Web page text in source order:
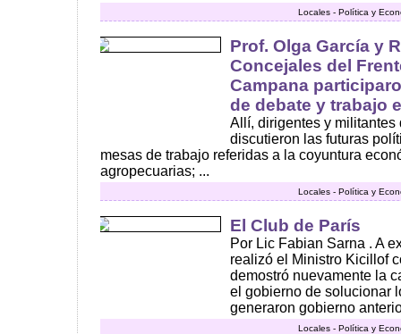
Locales - Política y
Prof. Olga García y
Concejales del
Campana
de debate y trabajo
Allí, dirigentes y
discutieron las futuras
mesas de trabajo referidas a la coyuntura
agropecuarias; ...
Locales - Política y
El Club de París
Por Lic Fabian Sarna . A
realizó el Ministro Kicillof
demostró nuevamente la
el gobierno de solucionar
generaron gobierno
Locales - Política y